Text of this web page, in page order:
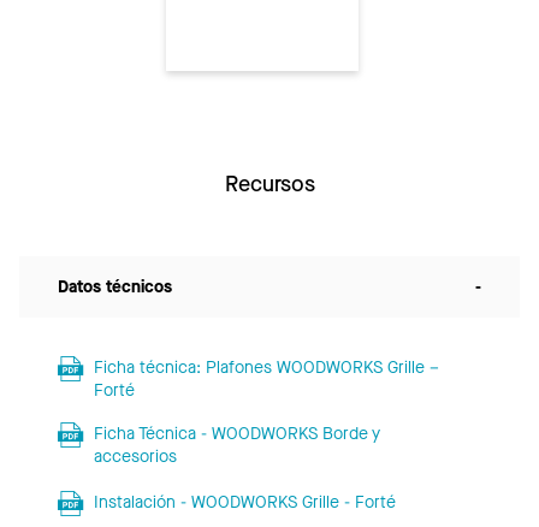
Recursos
Datos técnicos -
Ficha técnica: Plafones WOODWORKS Grille –
Forté
Ficha Técnica - WOODWORKS Borde y
accesorios
Instalación - WOODWORKS Grille - Forté